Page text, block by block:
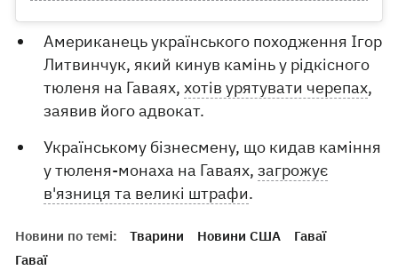
Американець українського походження Ігор
Литвинчук, який кинув камінь у рідкісного
тюленя на Гаваях,хотів урятувати черепах,
заявив його адвокат.
Українському бізнесмену, що кидав каміння
у тюленя-монаха на Гаваях,загрожує
в'язниця та великі штрафи.
Новини по темі: Тварини Новини США
Гаваї
Гаваї